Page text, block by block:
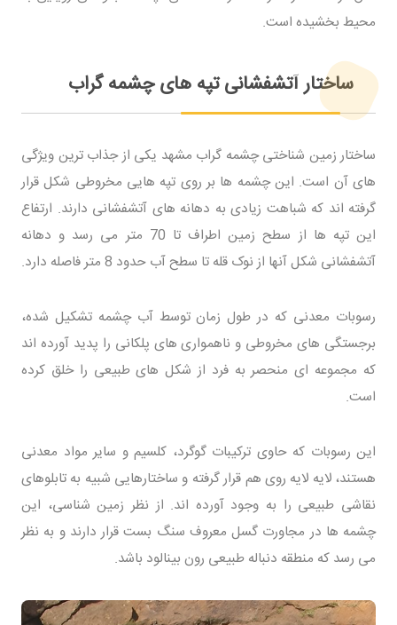
محیط بخشیده است.
ساختار آتشفشانی تپه های چشمه گراب
ساختار زمین شناختی چشمه گراب مشهد یکی از جذاب ترین ویژگی
های آن است. این چشمه ها بر روی تپه هایی مخروطی شکل قرار
گرفته اند که شباهت زیادی به دهانه های آتشفشانی دارند. ارتفاع
این تپه ها از سطح زمین اطراف تا 70 متر می رسد و دهانه
آتشفشانی شکل آنها از نوک قله تا سطح آب حدود 8 متر فاصله دارد.
رسوبات معدنی که در طول زمان توسط آب چشمه تشکیل شده،
برجستگی های مخروطی و ناهمواری های پلکانی را پدید آورده اند
که مجموعه ای منحصر به فرد از شکل های طبیعی را خلق کرده
است.
این رسوبات که حاوی ترکیبات گوگرد، کلسیم و سایر مواد معدنی
هستند، لایه لایه روی هم قرار گرفته و ساختارهایی شبیه به تابلوهای
نقاشی طبیعی را به وجود آورده اند. از نظر زمین شناسی، این
چشمه ها در مجاورت گسل معروف سنگ بست قرار دارند و به نظر
می رسد که منطقه دنباله طبیعی رون بینالود باشد.